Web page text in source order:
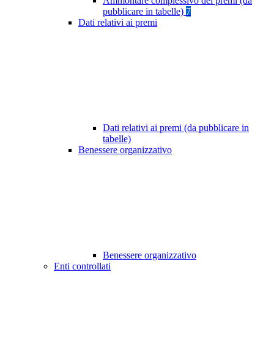
pubblicare in tabelle) 7
Dati relativi ai premi
Dati relativi ai premi (da pubblicare in
tabelle)
Benessere organizzativo
Benessere organizzativo
Enti controllati